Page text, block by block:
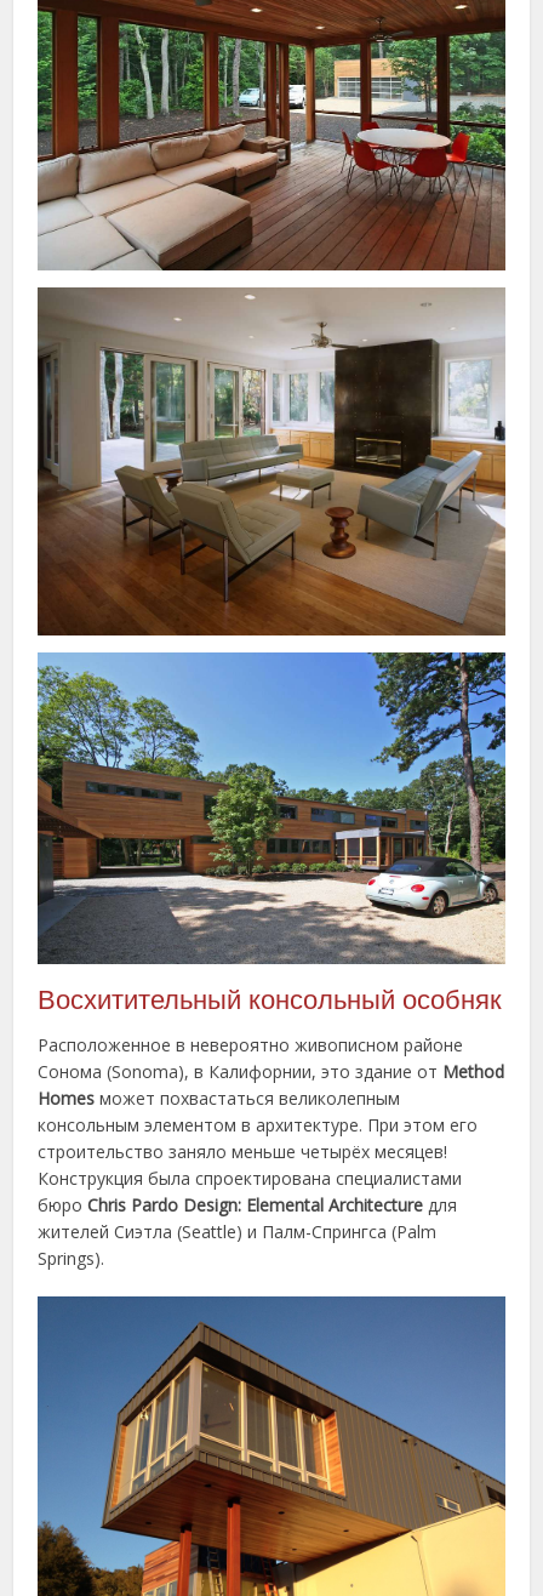
Восхитительный консольный особняк
Расположенное в невероятно живописном районе
Сонома (Sonoma), в Калифорнии, это здание от Method
Homes может похвастаться великолепным
консольным элементом в архитектуре. При этом его
строительство заняло меньше четырёх месяцев!
Конструкция была спроектирована специалистами
бюроChris Pardo Design: Elemental Architecture для
жителей Сиэтла (Seattle) и Палм-Спрингса (Palm
Springs).